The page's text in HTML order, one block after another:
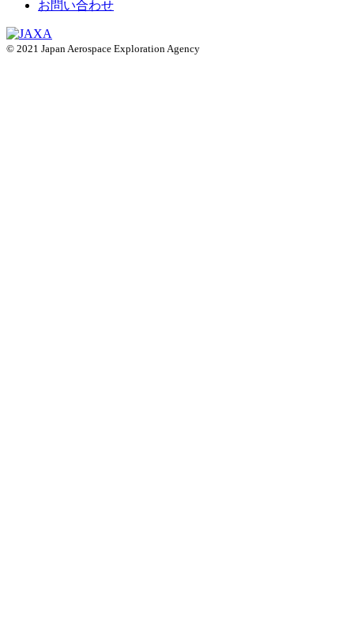
お問い合わせ
© 2021 Japan Aerospace Exploration Agency